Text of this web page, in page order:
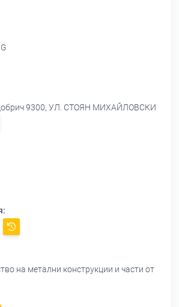
9300, УЛ. СТОЯН МИХАЙЛОВСКИ
на метални конструкции и части от